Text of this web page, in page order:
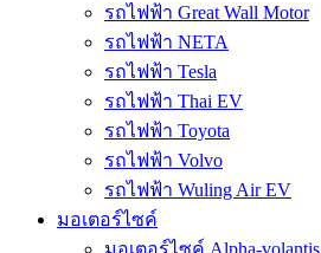
รถไฟฟ้า Great Wall Motor
รถไฟฟ้า NETA
รถไฟฟ้า Tesla
รถไฟฟ้า Thai EV
รถไฟฟ้า Toyota
รถไฟฟ้า Volvo
รถไฟฟ้า Wuling Air EV
มอเตอร์ไซค์
มอเตอร์ไซค์ Alpha-volantis